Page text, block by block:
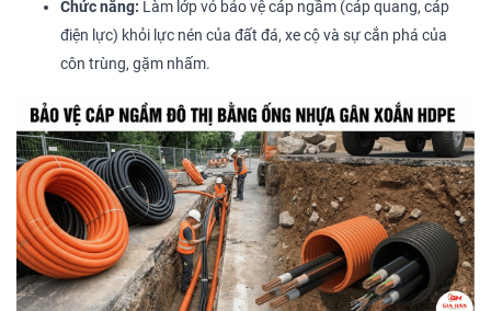
Chức năng: Làm lớp vỏ bảo vệ cáp ngầm (cáp quang, cáp
điện lực) khỏi lực nén của đất đá, xe cộ và sự cắn phá của
côn trùng, gặm nhấm.